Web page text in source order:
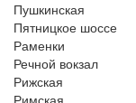
Пушкинская
Пятницкое шоссе
Раменки
Речной вокзал
Рижская
Римская